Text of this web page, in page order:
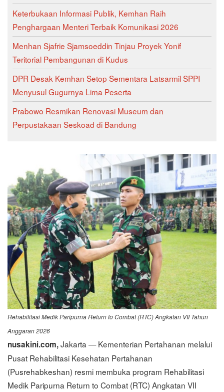
Keterbukaan Informasi Publik, Kemhan Raih
Penghargaan Menteri Terbaik Komunikasi 2026
Menhan Sjafrie Sjamsoeddin Tinjau Proyek Yonif
Teritorial Pembangunan di Kudus
DPR Desak Kemhan Setop Sementara Latsarmil SPPI
Menyusul Gugurnya Lima Peserta
Prabowo Resmikan Renovasi Museum dan
Perpustakaan Seskoad di Bandung
Rehabilitasi Medik Paripurna Return to Combat (RTC) Angkatan VII Tahun
Anggaran 2026
nusakini.com,Jakarta — Kementerian Pertahanan melalui
Pusat Rehabilitasi Kesehatan Pertahanan
(Pusrehabkeshan) resmi membuka program Rehabilitasi
Medik Paripurna Return to Combat (RTC) Angkatan VII